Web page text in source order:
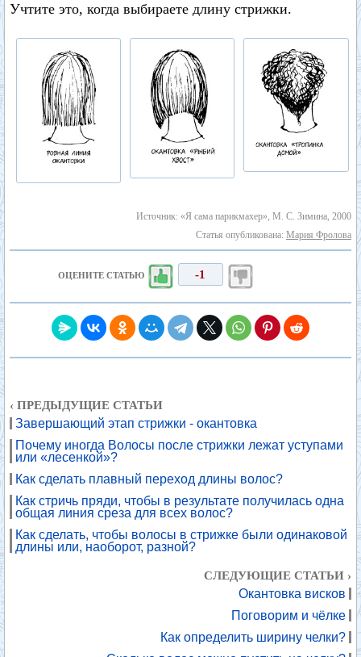
Учтите это, когда выбираете длину стрижки.
Источник: «Я сама парикмахер», М. С. Зимина, 2000
Статья опубликована: Мария Фролова
ОЦЕНИТЕ СТАТЬЮ -1
‹ ПРЕДЫДУЩИЕ СТАТЬИ
Завершающий этап стрижки - окантовка
Почему иногда Волосы после стрижки лежат уступами
или «лесенкой»?
Как сделать плавный переход длины волос?
Как стричь пряди, чтобы в результате получилась одна
общая линия среза для всех волос?
Как сделать, чтобы волосы в стрижке были одинаковой
длины или, наоборот, разной?
СЛЕДУЮЩИЕ СТАТЬИ ›
Окантовка висков
Поговорим и чёлке
Как определить ширину челки?